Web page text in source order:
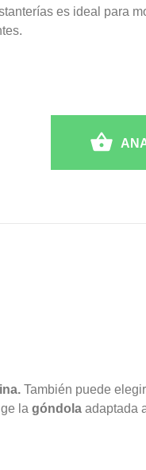
es ideal para
También puede
la góndola adaptada